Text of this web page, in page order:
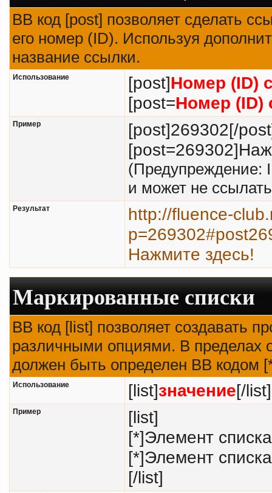
BB код [post] позволяет сделать
его номер (ID). Используя
название ссылки.
Использование [post]Номер (ID)
[post=Номер (ID)
Пример
[post]269302[/
(Предупреждение:
и может не
Результат
http://fluence-
Нажмите здесь!
Маркированные списки
BB код [list] позволяет создавать
различными опциями. В пределах
должен быть определен BB кодом
Использование [list]значение[/list]
Пример
[list]
[*]Элемент
[*]Элемент
[/list]